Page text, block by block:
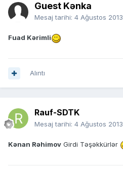
Guest Kənka
Mesaj tarihi: 4 Ağustos 2013
Fuad Kərimli
Alıntı
Rauf-SDTK
Mesaj tarihi: 4 Ağustos 2013
Kənan Rəhimov Girdi Təşəkkürlər